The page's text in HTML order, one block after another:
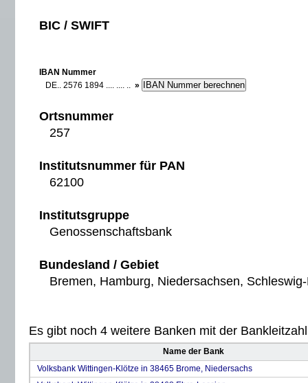
BIC / SWIFT
IBAN Nummer
DE.. 2576 1894 .... .... .. »
Ortsnummer
257
Institutsnummer für PAN
62100
Institutsgruppe
Genossenschaftsbank
Bundesland / Gebiet
Bremen, Hamburg, Niedersachsen,
Es gibt noch 4 weitere Banken mit der
Name der Bank
Volksbank Wittingen-Klötze in 38465 Brome, Niedersachs